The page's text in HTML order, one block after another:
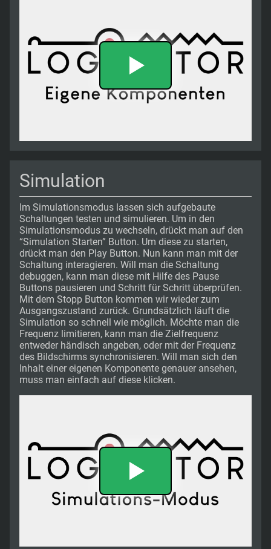
Simulation
Im Simulationsmodus lassen sich aufgebaute
Schaltungen testen und simulieren. Um in den
Simulationsmodus zu wechseln, drückt man auf den
“Simulation Starten” Button. Um diese zu starten,
drückt man den Play Button. Nun kann man mit der
Schaltung interagieren. Will man die Schaltung
debuggen, kann man diese mit Hilfe des Pause
Buttons pausieren und Schritt für Schritt überprüfen.
Mit dem Stopp Button kommen wir wieder zum
Ausgangszustand zurück. Grundsätzlich läuft die
Simulation so schnell wie möglich. Möchte man die
Frequenz limitieren, kann man die Zielfrequenz
entweder händisch angeben, oder mit der Frequenz
des Bildschirms synchronisieren. Will man sich den
Inhalt einer eigenen Komponente genauer ansehen,
muss man einfach auf diese klicken.